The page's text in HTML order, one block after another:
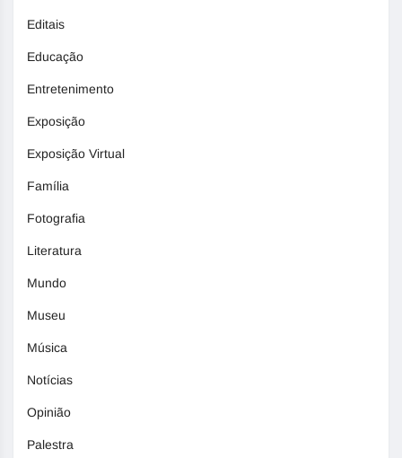
Editais
Educação
Entretenimento
Exposição
Exposição Virtual
Família
Fotografia
Literatura
Mundo
Museu
Música
Notícias
Opinião
Palestra